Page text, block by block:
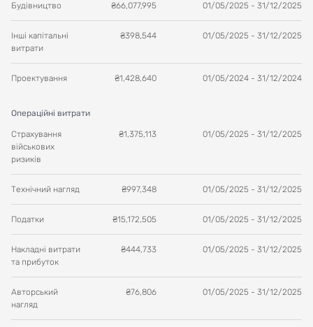
Будівництво ₴66,077,995 01/05/2025 - 31/12/2025
Інші капітальні
витрати
₴398,544 01/05/2025 - 31/12/2025
Проектування ₴1,428,640 01/05/2024 - 31/12/2024
Операційні витрати
Страхування
військових
ризиків
₴1,375,113 01/05/2025 - 31/12/2025
Технічний нагляд ₴997,348 01/05/2025 - 31/12/2025
Податки ₴15,172,505 01/05/2025 - 31/12/2025
Накладні витрати
та прибуток
₴444,733 01/05/2025 - 31/12/2025
Авторський
нагляд
₴76,806 01/05/2025 - 31/12/2025